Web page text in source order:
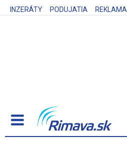
INZERÁTY PODUJATIA REKLAMA